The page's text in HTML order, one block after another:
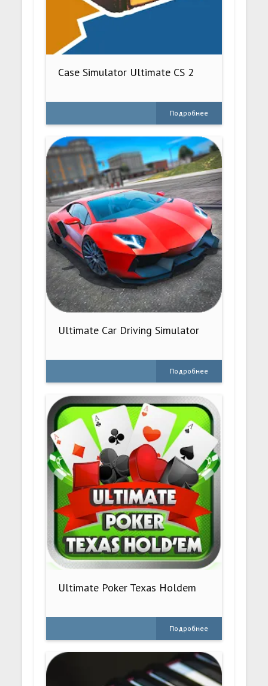
Case Simulator Ultimate CS 2
Подробнее
Ultimate Car Driving Simulator
Подробнее
Ultimate Poker Texas Holdem
Подробнее